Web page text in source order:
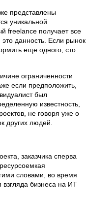
представлены
уникальной
freelance получает все
данность. Если рынок
еще одного, сто
ограниченности
если предположить,
был
известность,
не говоря уже о
других людей.
заказчика сперва
словами, во время
бизнеса на ИТ